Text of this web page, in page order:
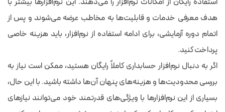
هدف معرفی خدمات و قابلیت‌ها به مخاطب عرضه می‌شوند و پس از
اتمام دوره آزمایشی، برای ادامه استفاده از نرم‌افزار، باید هزینه‌ خاصی
پرداخت کنید.
اگر به دنبال نرم‌افزار حسابداری کاملاً رایگان هستید، ممکن است نیاز به
بررسی محدودیت‌ها و هزینه‌های پنهان آن‌ها داشته باشید. با این حال،
بسیاری از این نرم‌افزارها با ویژگی‌های قدرتمند خود می‌توانند نیازهای